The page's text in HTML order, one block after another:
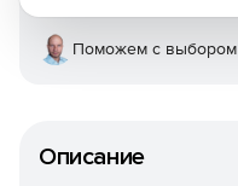
Описание
Поможем с выбором